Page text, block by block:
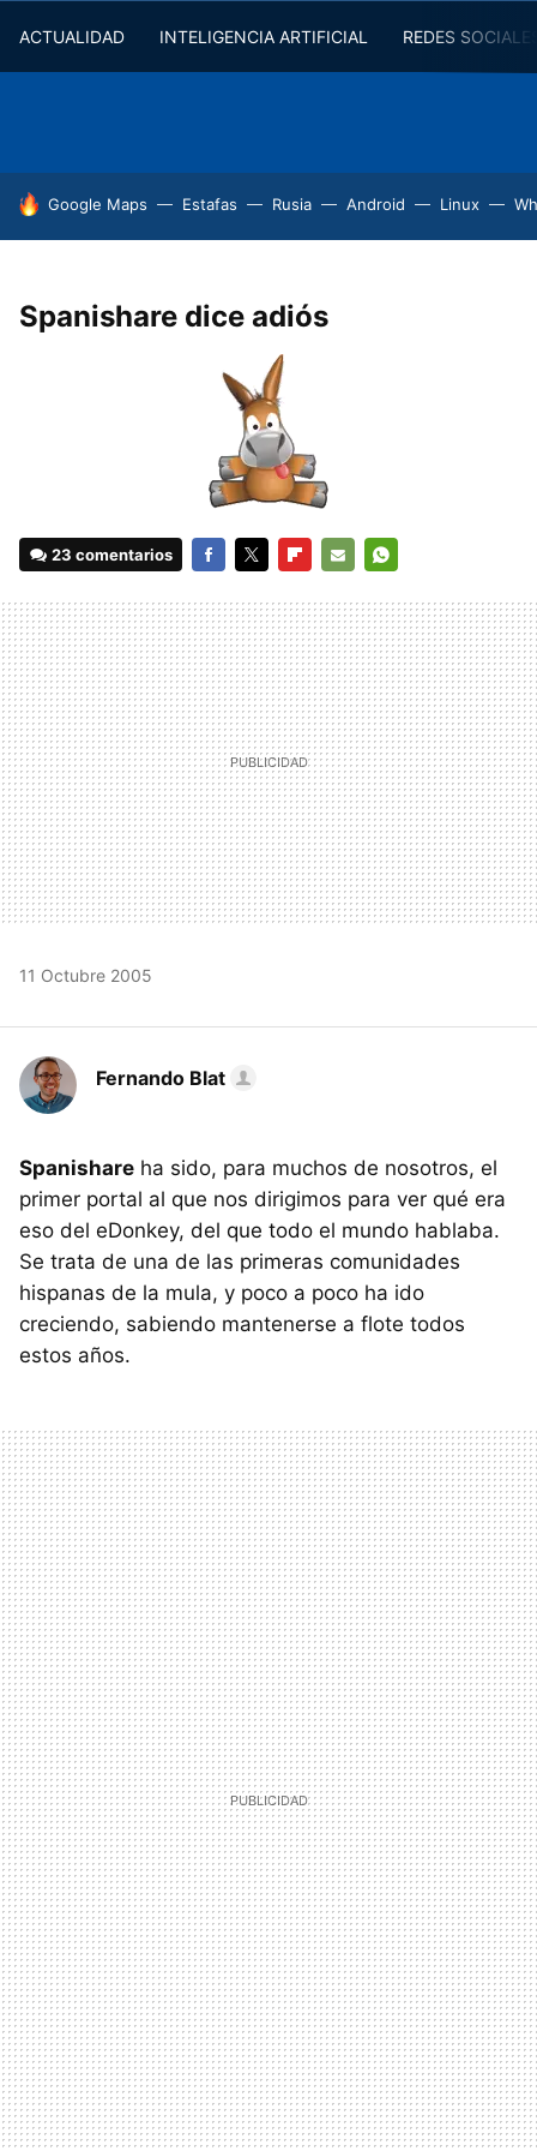
ACTUALIDAD INTELIGENCIA ARTIFICIAL REDES
HOY SE HABLA DE
Google Maps Estafas Rusia Android Linux
Spanishare dice adiós
23 comentarios
MAIL
11 Octubre 2005
Fernando Blat
Spanishare ha sido, para muchos de nosotros, el
primer portal al que nos dirigimos para ver qué era
eso del eDonkey, del que todo el mundo hablaba.
Se trata de una de las primeras comunidades
hispanas de la mula, y poco a poco ha ido
creciendo, sabiendo mantenerse a flote todos
estos años.